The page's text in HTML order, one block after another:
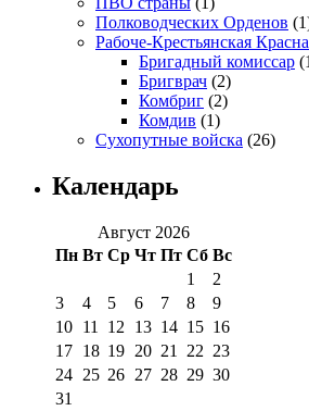
Полководческих Орденов
Рабоче-Крестьянская
Бригадный комиссар
Бригврач (2)
Комбриг (2)
Комдив (1)
Сухопутные войска (26)
Календарь
Август 2026
Пн Вт Ср Чт Пт Сб Вс
1
2
3
4 5 6 7 8
9
10 11 12 13 14 15 16
17 18 19 20 21 22 23
24 25 26 27 28 29 30
31